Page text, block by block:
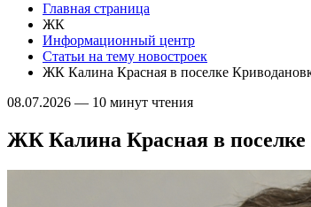
Главная страница
ЖК
Информационный центр
Статьи на тему новостроек
ЖК Калина Красная в поселке
08.07.2026 — 10 минут чтения
ЖК Калина Красная в поселке